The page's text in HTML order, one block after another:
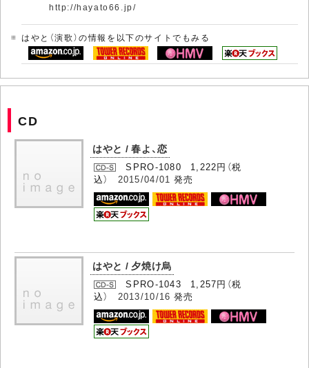
http://hayato66.jp/
はやと（演歌）の情報を以下のサイトでもみる
CD
はやと / 春よ、恋
SPRO-1080 1,222円（税
込） 2015/04/01 発売
はやと / 夕焼け烏
SPRO-1043 1,257円（税
込） 2013/10/16 発売